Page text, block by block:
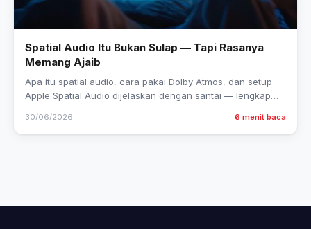
Spatial Audio Itu Bukan Sulap — Tapi Rasanya
Memang Ajaib
Apa itu spatial audio, cara pakai Dolby Atmos, dan setup
Apple Spatial Audio dijelaskan dengan santai — lengkap
30/06/2026 6 menit baca